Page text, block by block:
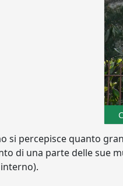
si percepisce quanto
di una parte delle sue